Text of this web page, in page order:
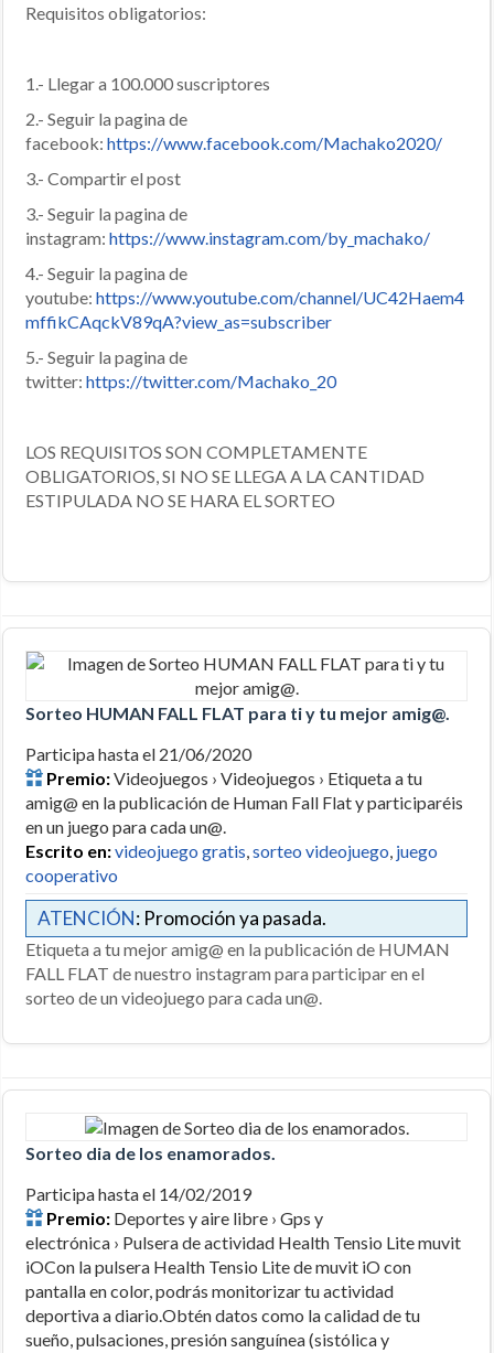
Requisitos obligatorios:
1.- Llegar a 100.000 suscriptores
2.- Seguir la pagina de
facebook: https://www.facebook.com/Machako2020/
3.- Compartir el post
3.- Seguir la pagina de
instagram: https://www.instagram.com/by_machako/
4.- Seguir la pagina de
youtube: https://www.youtube.com/channel/UC42Haem4
mffikCAqckV89qA?view_as=subscriber
5.- Seguir la pagina de
twitter: https://twitter.com/Machako_20
LOS REQUISITOS SON COMPLETAMENTE
OBLIGATORIOS, SI NO SE LLEGA A LA CANTIDAD
ESTIPULADA NO SE HARA EL SORTEO
Sorteo HUMAN FALL FLAT para ti y tu mejor amig@.
Participa hasta el 21/06/2020
Premio:Videojuegos › Videojuegos › Etiqueta a tu
amig@ en la publicación de Human Fall Flat y participaréis
en un juego para cada un@.
Escrito en:videojuego gratis,sorteo videojuego, juego
cooperativo
ATENCIÓN: Promoción ya pasada.
Etiqueta a tu mejor amig@ en la publicación de HUMAN
FALL FLAT de nuestro instagram para participar en el
sorteo de un videojuego para cada un@.
Sorteo dia de los enamorados.
Participa hasta el 14/02/2019
Premio: Deportes y aire libre › Gps y
electrónica › Pulsera de actividad Health Tensio Lite muvit
iOCon la pulsera Health Tensio Lite de muvit iO con
pantalla en color, podrás monitorizar tu actividad
deportiva a diario.Obtén datos como la calidad de tu
sueño, pulsaciones, presión sanguínea (sistólica y